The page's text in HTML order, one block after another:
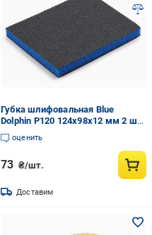
Губка шлифовальная Blue
Dolphin P120 124х98х12 мм 2 шт.
(GS_125_21328)
оценить
73 ₴/шт.
Доставим